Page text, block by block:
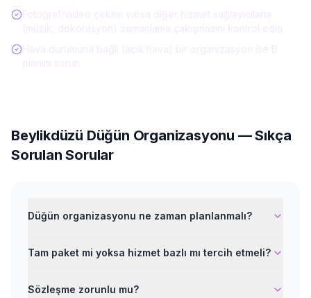
Beylikdüzü Düğün Organizasyonu — Sıkça
Sorulan Sorular
Düğün organizasyonu ne zaman planlanmalı?
Tam paket mi yoksa hizmet bazlı mı tercih etmeli?
Sözleşme zorunlu mu?